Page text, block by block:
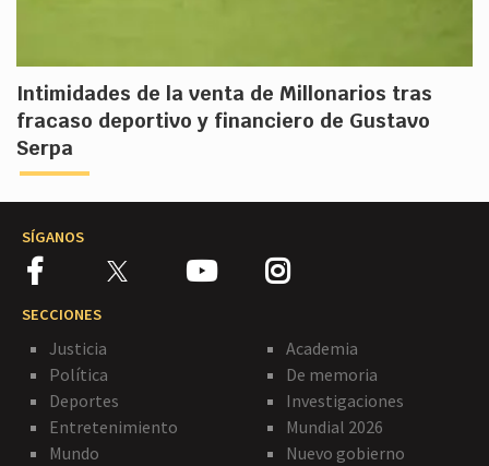
Intimidades de la venta de Millonarios tras
fracaso deportivo y financiero de Gustavo
Serpa
SÍGANOS
SECCIONES
Justicia
Política
Deportes
Entretenimiento
Mundo
Academia
De memoria
Investigaciones
Mundial 2026
Nuevo gobierno